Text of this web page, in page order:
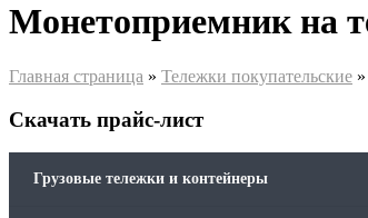
Монетоприемник на
Главная страница » Тележки покупательские »
Скачать прайс-лист
Грузовые тележки и контейнеры